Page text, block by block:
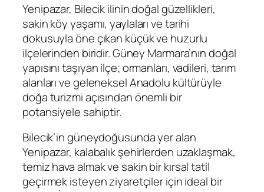
Yenipazar, Bilecik ilinin doğal güzellikleri,
sakin köy yaşamı, yaylaları ve tarihi
dokusuyla öne çıkan küçük ve huzurlu
ilçelerinden biridir. Güney Marmara’nın doğal
yapısını taşıyan ilçe; ormanları, vadileri, tarım
alanları ve geleneksel Anadolu kültürüyle
doğa turizmi açısından önemli bir
potansiyele sahiptir.
Bilecik’in güneydoğusunda yer alan
Yenipazar, kalabalık şehirlerden uzaklaşmak,
temiz hava almak ve sakin bir kırsal tatil
geçirmek isteyen ziyaretçiler için ideal bir